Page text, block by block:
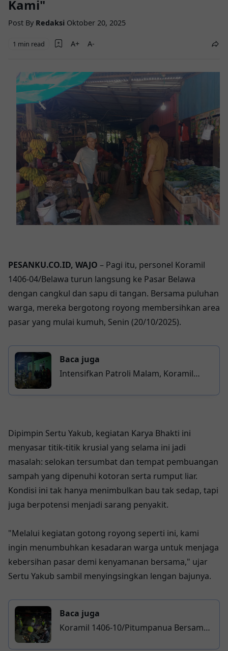
Kami"
Post By Redaksi Oktober 20, 2025
1 min read
PESANKU.CO.ID, WAJO – Pagi itu, personel Koramil
1406-04/Belawa turun langsung ke Pasar Belawa
dengan cangkul dan sapu di tangan. Bersama puluhan
warga, mereka bergotong royong membersihkan area
pasar yang mulai kumuh, Senin (20/10/2025).
Baca juga
Intensifkan Patroli Malam, Koramil
Dipimpin Sertu Yakub, kegiatan Karya Bhakti ini
menyasar titik-titik krusial yang selama ini jadi
masalah: selokan tersumbat dan tempat pembuangan
sampah yang dipenuhi kotoran serta rumput liar.
Kondisi ini tak hanya menimbulkan bau tak sedap, tapi
juga berpotensi menjadi sarang penyakit.
"Melalui kegiatan gotong royong seperti ini, kami
ingin menumbuhkan kesadaran warga untuk menjaga
kebersihan pasar demi kenyamanan bersama," ujar
Sertu Yakub sambil menyingsingkan lengan bajunya.
Baca juga
Koramil 1406-10/Pitumpanua Bersama